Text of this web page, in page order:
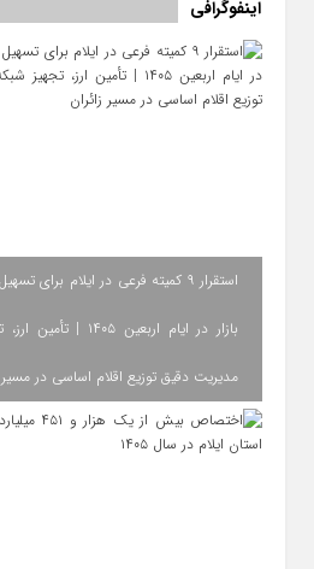
اینفوگرافی
استقرار ۹ کمیته فرعی در ایلام
بازار در ایام اربعین
مدیریت دقیق توزیع اقلام اساسی در مسیر